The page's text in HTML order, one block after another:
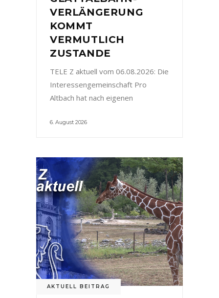
VERLÄNGERUNG
KOMMT
VERMUTLICH
ZUSTANDE
TELE Z aktuell vom 06.08.2026: Die
Interessengemeinschaft Pro
Altbach hat nach eigenen
6. August 2026
AKTUELL BEITRAG